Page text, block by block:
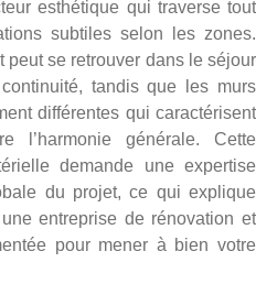
esthétique qui traverse tout
subtiles selon les zones.
se retrouver dans le séjour
tandis que les murs
différentes qui caractérisent
l’harmonie générale. Cette
demande une expertise
du projet, ce qui explique
uneentreprise de rénovation et
pour mener à bien votre